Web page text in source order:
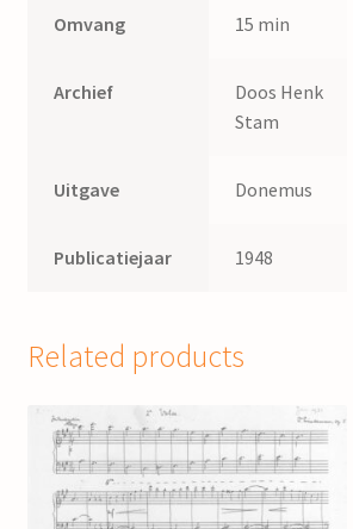
Omvang 15 min
Archief
Doos Henk
Stam
Uitgave Donemus
Publicatiejaar 1948
Related products